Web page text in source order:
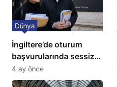
İngiltere’de oturum
başvurularında sessiz
kriz: Büyükelçilikten
açıklama!
Dünya
4 ay önce